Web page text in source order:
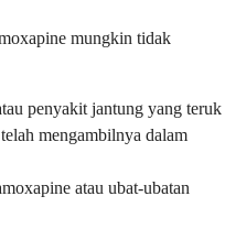
mungkin tidak
penyakit jantung yang teruk
mengambilnya dalam
atau ubat-ubatan